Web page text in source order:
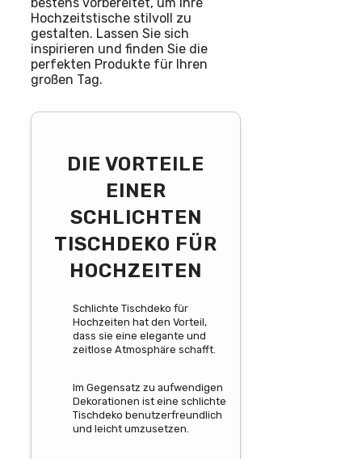
Hochzeitstische stilvoll zu
gestalten. Lassen Sie sich
inspirieren und finden Sie die
perfekten Produkte für Ihren
großen Tag.
DIE VORTEILE
EINER
SCHLICHTEN
TISCHDEKO FÜR
HOCHZEITEN
Schlichte Tischdeko für
Hochzeiten hat den Vorteil,
dass sie eine elegante und
zeitlose Atmosphäre schafft.
Im Gegensatz zu aufwendigen
Dekorationen ist eine schlichte
Tischdeko benutzerfreundlich
und leicht umzusetzen.